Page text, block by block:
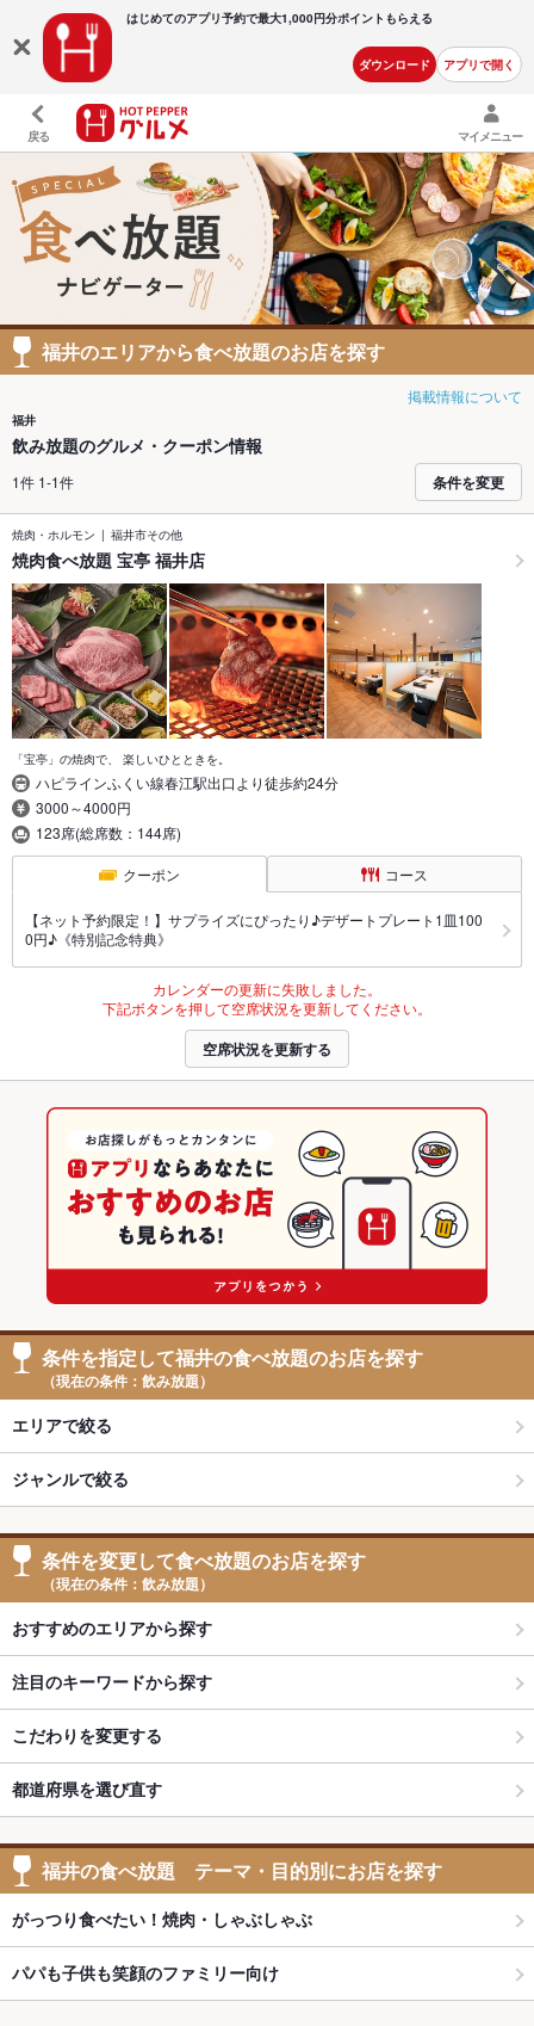
はじめてのアプリ予約で最大1,000円分ポイントもらえる
ダウンロード アプリで開く
戻る マイメニュー
福井のエリアから食べ放題のお店を探す
掲載情報について
福井
飲み放題のグルメ・クーポン情報
1件 1-1件 条件を変更
焼肉・ホルモン 福井市その他
焼肉食べ放題 宝亭 福井店
「宝亭」の焼肉で、 楽しいひとときを。
ハピラインふくい線春江駅出口より徒歩約24分
3000～4000円
123席(総席数：144席)
クーポン コース
【ネット予約限定！】サプライズにぴったり♪デザートプレート1皿100
0円♪《特別記念特典》
カレンダーの更新に失敗しました。
下記ボタンを押して空席状況を更新してください。
空席状況を更新する
条件を指定して福井の食べ放題のお店を探す
（現在の条件：飲み放題）
エリアで絞る
ジャンルで絞る
条件を変更して食べ放題のお店を探す
（現在の条件：飲み放題）
おすすめのエリアから探す
注目のキーワードから探す
こだわりを変更する
都道府県を選び直す
福井の食べ放題 テーマ・目的別にお店を探す
がっつり食べたい！焼肉・しゃぶしゃぶ
パパも子供も笑顔のファミリー向け